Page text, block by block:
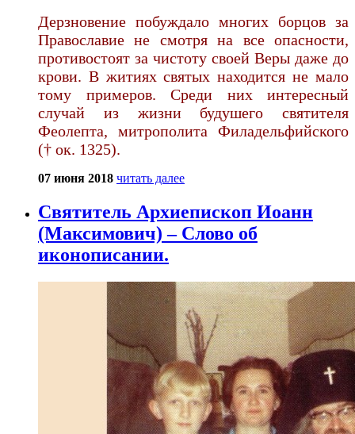
Дерзновение побуждало многих борцов за
Православие не смотря на все опасности,
противостоят за чистоту своей Веры даже до
крови. В житиях святых находится не мало
тому примеров. Среди них интересный
случай из жизни будушего святителя
Феолепта, митрополита Филадельфийского
(† ок. 1325).
07 июня 2018 читать далее
Святитель Архиепископ Иоанн
(Максимович) – Слово об
иконописании.